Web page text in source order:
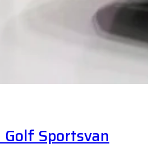
Sportsvan